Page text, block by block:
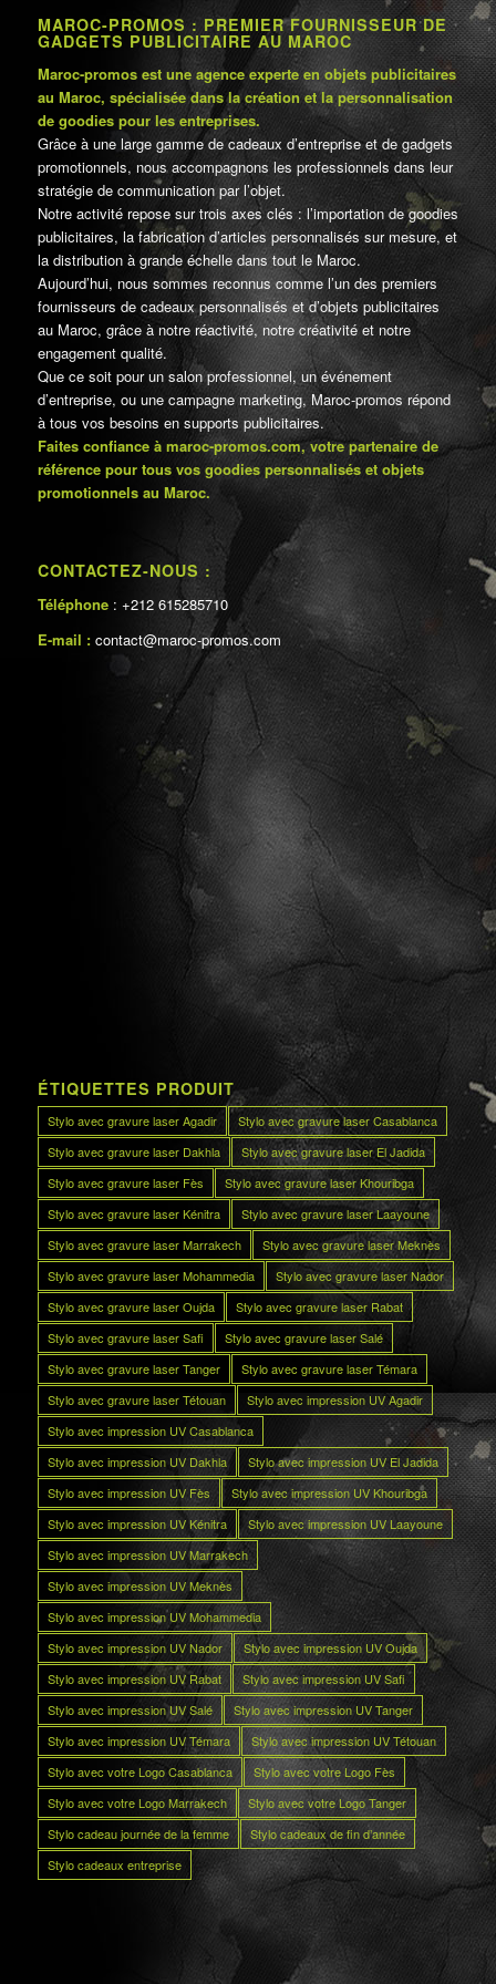
MAROC-PROMOS : PREMIER FOURNISSEUR DE
GADGETS PUBLICITAIRE AU MAROC
Maroc-promos est une agence experte en objets publicitaires
au Maroc, spécialisée dans la création et la personnalisation
de goodies pour les entreprises.
Grâce à une large gamme de cadeaux d’entreprise et de gadgets
promotionnels, nous accompagnons les professionnels dans leur
stratégie de communication par l’objet.
Notre activité repose sur trois axes clés : l’importation de goodies
publicitaires, la fabrication d’articles personnalisés sur mesure, et
la distribution à grande échelle dans tout le Maroc.
Aujourd’hui, nous sommes reconnus comme l’un des premiers
fournisseurs de cadeaux personnalisés et d’objets publicitaires
au Maroc, grâce à notre réactivité, notre créativité et notre
engagement qualité.
Que ce soit pour un salon professionnel, un événement
d’entreprise, ou une campagne marketing, Maroc-promos répond
à tous vos besoins en supports publicitaires.
Faites confiance à maroc-promos.com, votre partenaire de
référence pour tous vos goodies personnalisés et objets
promotionnels au Maroc.
CONTACTEZ-NOUS :
Téléphone : +212 615285710
E-mail : contact@maroc-promos.com
ÉTIQUETTES PRODUIT
Stylo avec gravure laser Agadir
Stylo avec gravure laser Casablanca
Stylo avec gravure laser Dakhla
Stylo avec gravure laser El Jadida
Stylo avec gravure laser Fès
Stylo avec gravure laser Khouribga
Stylo avec gravure laser Kénitra
Stylo avec gravure laser Laayoune
Stylo avec gravure laser Marrakech
Stylo avec gravure laser Meknès
Stylo avec gravure laser Mohammedia
Stylo avec gravure laser Nador
Stylo avec gravure laser Oujda
Stylo avec gravure laser Rabat
Stylo avec gravure laser Safi
Stylo avec gravure laser Salé
Stylo avec gravure laser Tanger
Stylo avec gravure laser Témara
Stylo avec gravure laser Tétouan
Stylo avec impression UV Agadir
Stylo avec impression UV Casablanca
Stylo avec impression UV Dakhla
Stylo avec impression UV El Jadida
Stylo avec impression UV Fès
Stylo avec impression UV Khouribga
Stylo avec impression UV Kénitra
Stylo avec impression UV Laayoune
Stylo avec impression UV Marrakech
Stylo avec impression UV Meknès
Stylo avec impression UV Mohammedia
Stylo avec impression UV Nador
Stylo avec impression UV Oujda
Stylo avec impression UV Rabat
Stylo avec impression UV Safi
Stylo avec impression UV Salé
Stylo avec impression UV Tanger
Stylo avec impression UV Témara
Stylo avec impression UV Tétouan
Stylo avec votre Logo Casablanca
Stylo avec votre Logo Fès
Stylo avec votre Logo Marrakech
Stylo avec votre Logo Tanger
Stylo cadeau journée de la femme
Stylo cadeaux de fin d’année
Stylo cadeaux entreprise